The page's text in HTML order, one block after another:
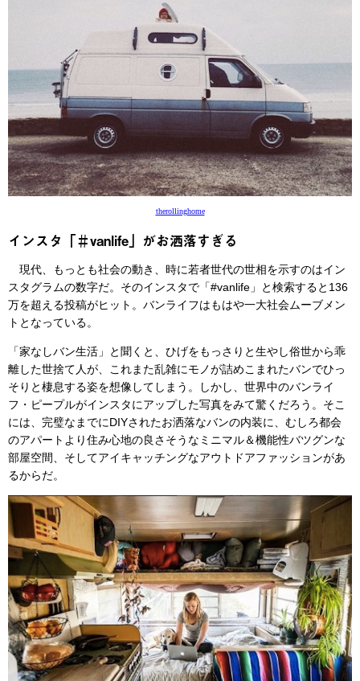
therollinghome
インスタ「＃vanlife」がお洒落すぎる
現代、もっとも社会の動き、時に若者世代の世相を示すのはイン
スタグラムの数字だ。そのインスタで「#vanlife」と検索すると136
万を超える投稿がヒット。バンライフはもはや一大社会ムーブメン
トとなっている。
「家なしバン生活」と聞くと、ひげをもっさりと生やし俗世から乖
離した世捨て人が、これまた乱雑にモノが詰めこまれたバンでひっ
そりと棲息する姿を想像してしまう。しかし、世界中のバンライ
フ・ピープルがインスタにアップした写真をみて驚くだろう。そこ
には、完璧なまでにDIYされたお洒落なバンの内装に、むしろ都会
のアパートより住み心地の良さそうなミニマル＆機能性バツグンな
部屋空間、そしてアイキャッチングなアウトドアファッションがあ
るからだ。